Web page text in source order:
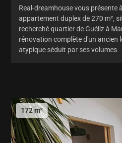
Real-dreamhouse vous présente
appartement duplex de 270 m²,
recherché quartier de Guéliz à
rénovation complète d'un ancien
atypique séduit par ses volumes
172 m²